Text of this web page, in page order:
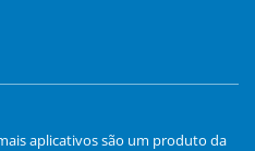
aplicativos são um produto da